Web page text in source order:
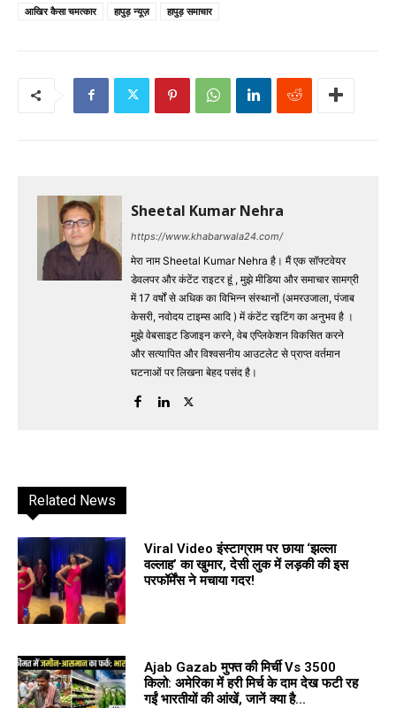
आखिर कैसा चमत्कार हापुड़ न्यूज़ हापुड़ समाचार
Sheetal Kumar Nehra
https://www.khabarwala24.com/
मेरा नाम Sheetal Kumar Nehra है। मैं एक सॉफ्टवेयर
डेवलपर और कंटेंट राइटर हूं , मुझे मीडिया और समाचार सामग्री
में 17 वर्षों से अधिक का विभिन्न संस्थानों (अमरउजाला, पंजाब
केसरी, नवोदय टाइम्स आदि ) में कंटेंट रइटिंग का अनुभव है ।
मुझे वेबसाइट डिजाइन करने, वेब एप्लिकेशन विकसित करने
और सत्यापित और विश्वसनीय आउटलेट से प्राप्त वर्तमान
घटनाओं पर लिखना बेहद पसंद है।
Related News
Viral Video इंस्टाग्राम पर छाया ‘झल्ला
वल्लाह’ का खुमार, देसी लुक में लड़की की इस
परफॉर्मेंस ने मचाया गदर!
Ajab Gazab मुफ्त की मिर्ची Vs ₹3500
किलो: अमेरिका में हरी मिर्च के दाम देख फटी रह
गईं भारतीयों की आंखें, जानें क्या है...